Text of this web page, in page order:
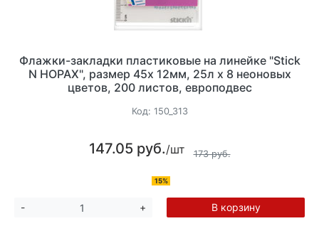
Флажки-закладки пластиковые на линейке "Stick
N HOPAX", размер 45х 12мм, 25л х 8 неоновых
цветов, 200 листов, европодвес
Код: 150_313
147.05 руб./шт 173 руб.
15%
- + В корзину